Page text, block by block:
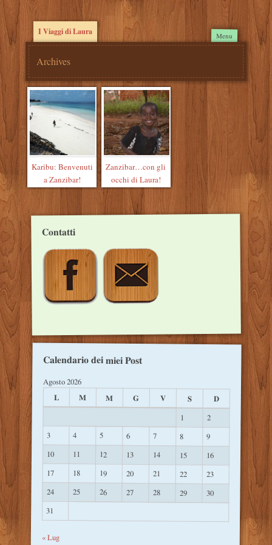
I Viaggi di Laura
Main
Skip to
Menu
Archives
Karibu: Benvenuti
a Zanzibar!
Zanzibar…con gli
occhi di Laura!
Post
navigation
Contatti
Calendario dei miei Post
Agosto 2026
L M M G V S D
1
2
3
4 5 6 7 8 9
10 11 12 13 14 15
16
17
18 19 20 21 22
23
24
25 26 27 28 29
30
31
« Lug